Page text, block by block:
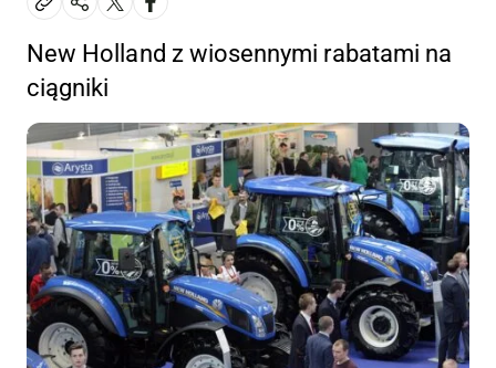
New Holland z wiosennymi rabatami na
ciągniki